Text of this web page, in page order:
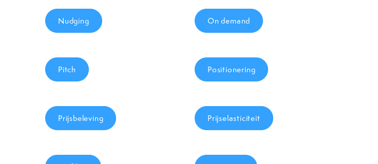
Nudging On demand
Pitch Positionering
Prijsbeleving Prijselasticiteit